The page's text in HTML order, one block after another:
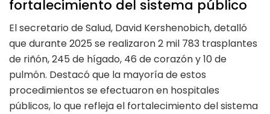
fortalecimiento del sistema público
El secretario de Salud, David Kershenobich, detalló
que durante 2025 se realizaron 2 mil 783 trasplantes
de riñón, 245 de hígado, 46 de corazón y 10 de
pulmón. Destacó que la mayoría de estos
procedimientos se efectuaron en hospitales
públicos, lo que refleja el fortalecimiento del sistema